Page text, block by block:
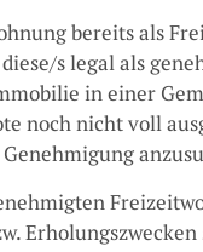
bereits als
s legal als
in einer
noch nicht voll